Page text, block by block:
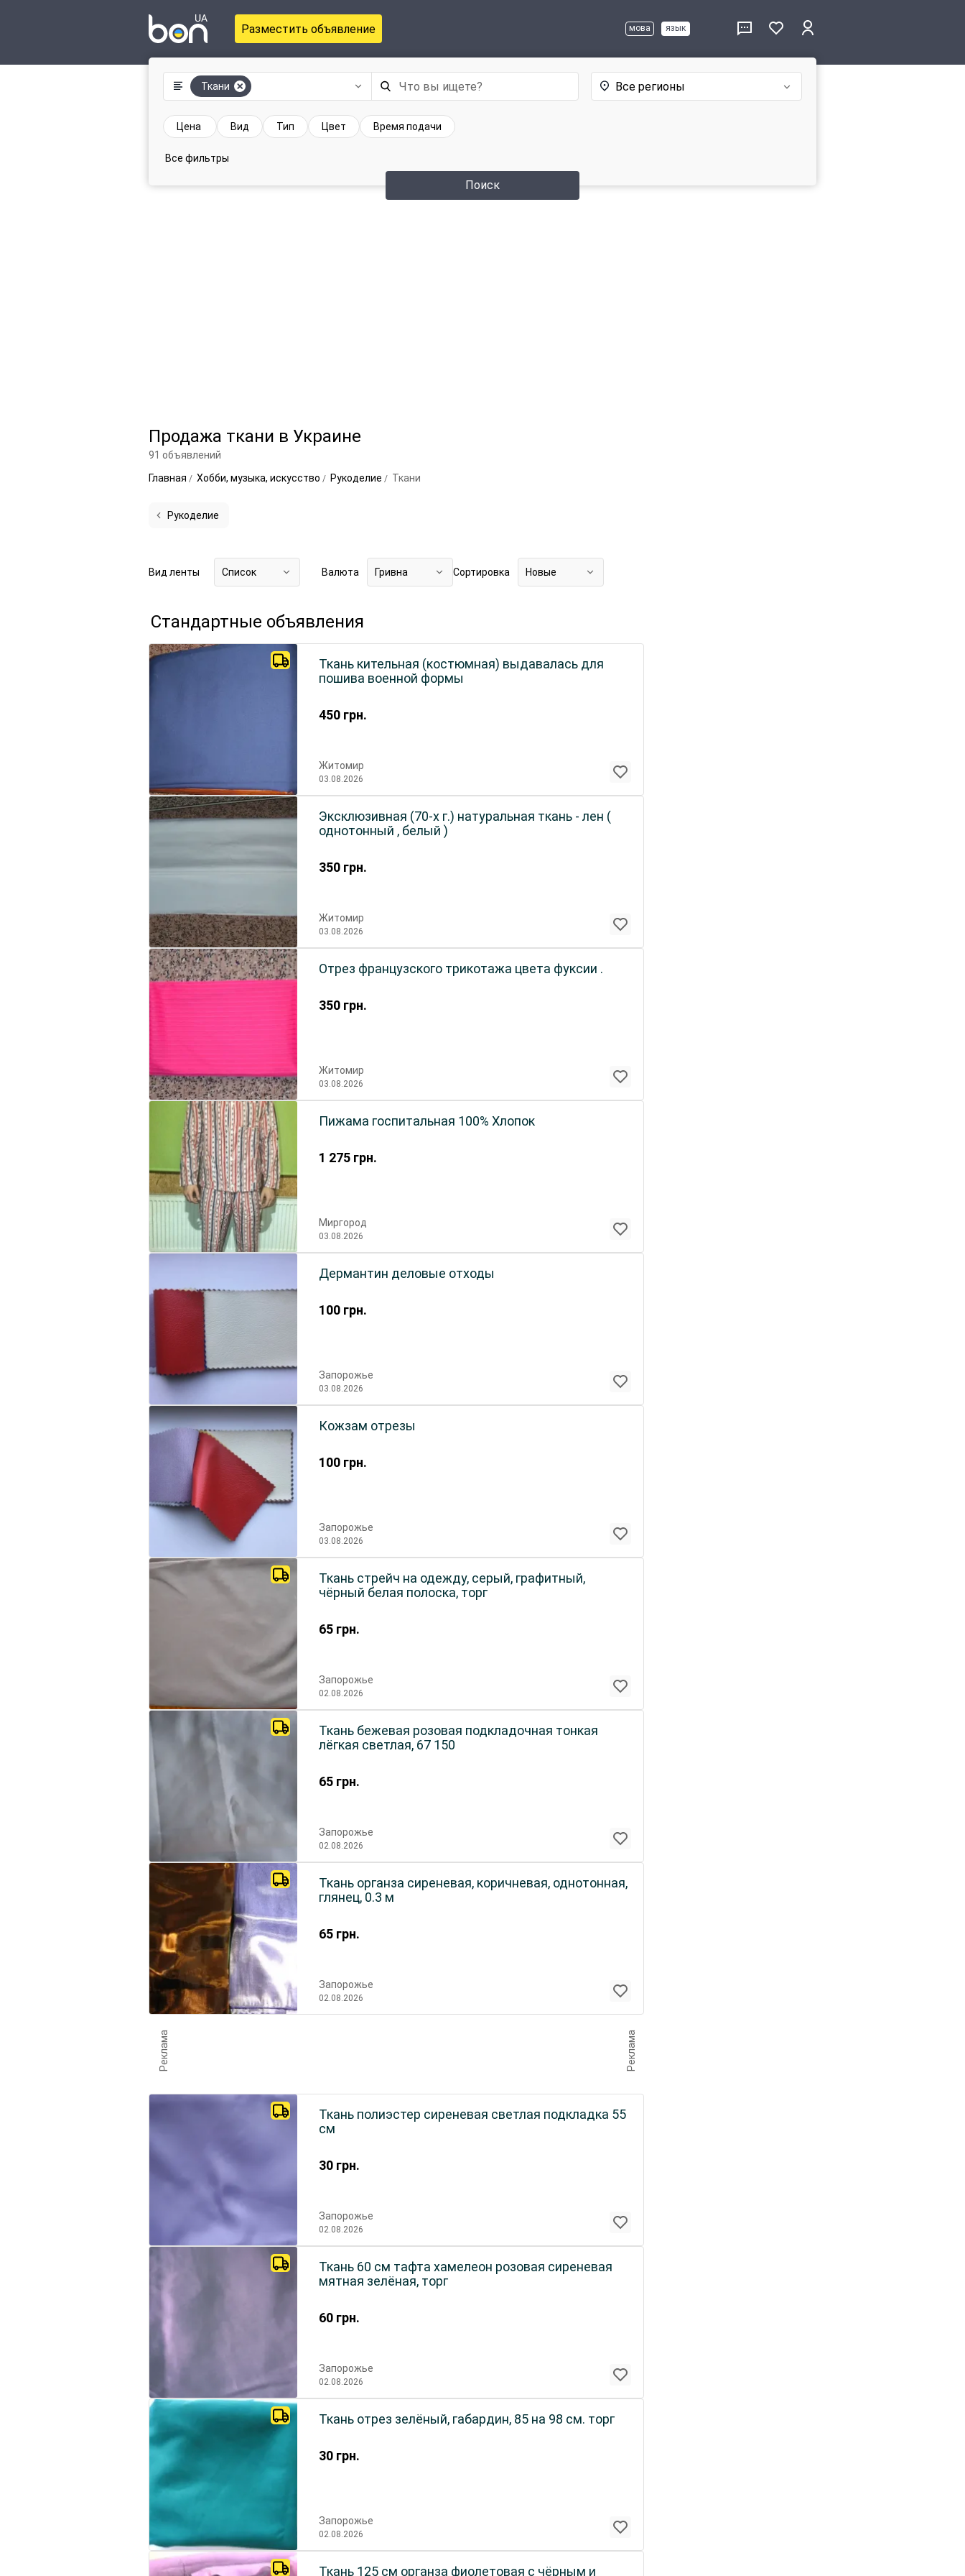
Разместить объявление мова язык
Ткани Все регионы
Поиск
Цена Вид Тип Цвет Время подачи
Все фильтры
Продажа ткани в Украине
91 объявлений
Главная
Хобби, музыка, искусство Рукоделие Ткани
Рукоделие
Вид ленты Список Валюта Гривна Сортировка Новые
Стандартные объявления
450 грн.
Ткань кительная (костюмная) выдавалась для
пошива военной формы
Житомир
03.08.2026
350 грн.
Эксклюзивная (70-х г.) натуральная ткань - лен (
однотонный , белый )
Житомир
03.08.2026
350 грн.
Отрез французского трикотажа цвета фуксии .
Житомир
03.08.2026
1 275 грн.
Пижама госпитальная 100% Хлопок
Миргород
03.08.2026
100 грн.
Дермантин деловые отходы
Запорожье
03.08.2026
100 грн.
Кожзам отрезы
Запорожье
03.08.2026
65 грн.
Ткань стрейч на одежду, серый, графитный,
чёрный белая полоска, торг
Запорожье
02.08.2026
65 грн.
Ткань бежевая розовая подкладочная тонкая
лёгкая светлая, 67 150
Запорожье
02.08.2026
65 грн.
Ткань органза сиреневая, коричневая, однотонная,
глянец, 0.3 м
Запорожье
02.08.2026
Реклама Реклама
30 грн.
Ткань полиэстер сиреневая светлая подкладка 55
см
Запорожье
02.08.2026
60 грн.
Ткань 60 см тафта хамелеон розовая сиреневая
мятная зелёная, торг
Запорожье
02.08.2026
30 грн.
Ткань отрез зелёный, габардин, 85 на 98 см. торг
Запорожье
02.08.2026
Ткань 125 см органза фиолетовая с чёрным и